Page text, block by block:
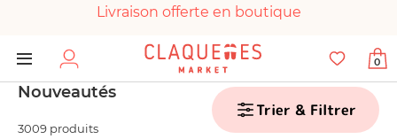
Livraison offerte en boutique
Paiement 100% sécurisé
Chaussures garanties en parfait état
0
Nouveautés
3009 produits
Trier & Filtrer